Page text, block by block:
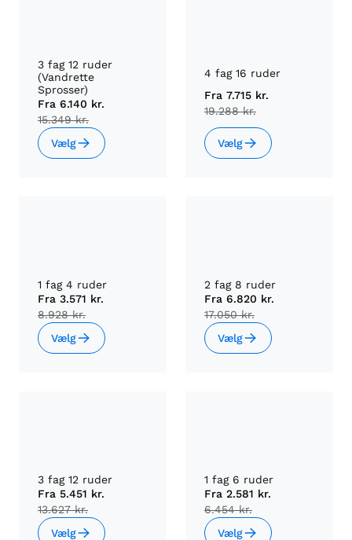
3 fag 12 ruder
(Vandrette
Sprosser)
Fra 6.140 kr.
15.349 kr.
Vælg
4 fag 16 ruder
Fra 7.715 kr.
19.288 kr.
Vælg
1 fag 4 ruder
Fra 3.571 kr.
8.928 kr.
Vælg
2 fag 8 ruder
Fra 6.820 kr.
17.050 kr.
Vælg
3 fag 12 ruder
Fra 5.451 kr.
13.627 kr.
Vælg
1 fag 6 ruder
Fra 2.581 kr.
6.454 kr.
Vælg